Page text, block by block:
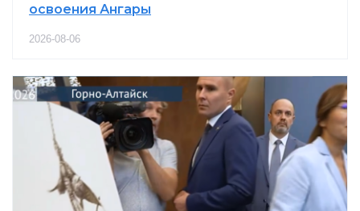
освоения Ангары
2026-08-06